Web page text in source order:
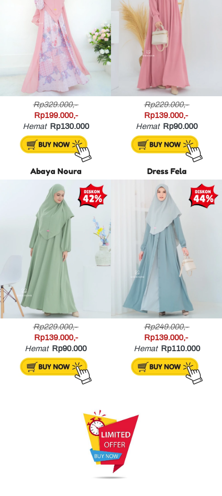
Rp329.000,-
Rp199.000,-
Hemat Rp130.000
Rp229.000,-
Rp139.000,-
Hemat Rp90.000
Abaya Noura
Rp229.000,-
Rp139.000,-
Hemat Rp90.000
Dress Fela
Rp249.000,-
Rp139.000,-
Hemat Rp110.000